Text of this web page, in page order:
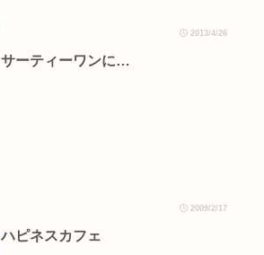
2013/4/26
サーティーワンに…
2009/2/17
ハピネスカフェ